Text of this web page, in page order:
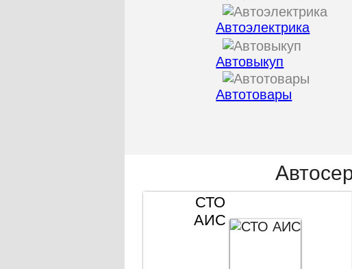
Автоэлектрика
Автовыкуп
Автотовары
СТО
АИС